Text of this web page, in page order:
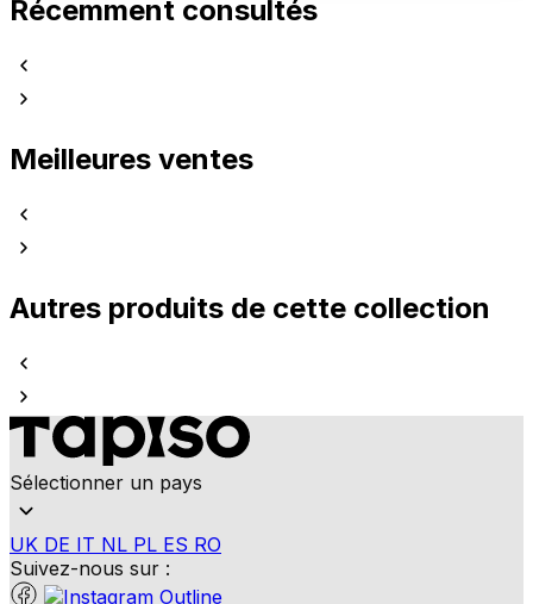
Récemment consultés
Meilleures ventes
Autres produits de cette collection
Sélectionner un pays
UK DE IT NL PL ES RO
Suivez-nous sur :